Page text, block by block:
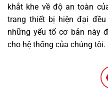
khắt khe về độ an toàn
trang thiết bị hiện đại
những yếu tố cơ bản này
cho hệ thống của chúng tôi.